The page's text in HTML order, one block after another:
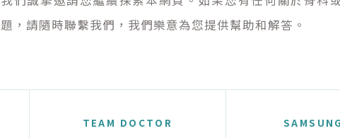
題，請隨時聯繫我們，我們樂意為您提供幫助和解答。
TEAM DOCTOR